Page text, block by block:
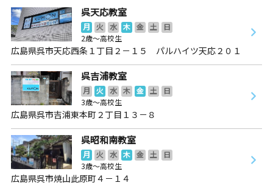
呉天応教室
月 火 水 木 金 土
日
2歳～高校生
広島県呉市天応西条１丁目２－１５ パルハイツ天応２０１
呉吉浦教室
月 火 水 木 金 土
日
3歳～高校生
広島県呉市吉浦東本町２丁目１３－８
呉昭和南教室
月 火 水 木 金 土
日
3歳～高校生
広島県呉市焼山此原町４－１４